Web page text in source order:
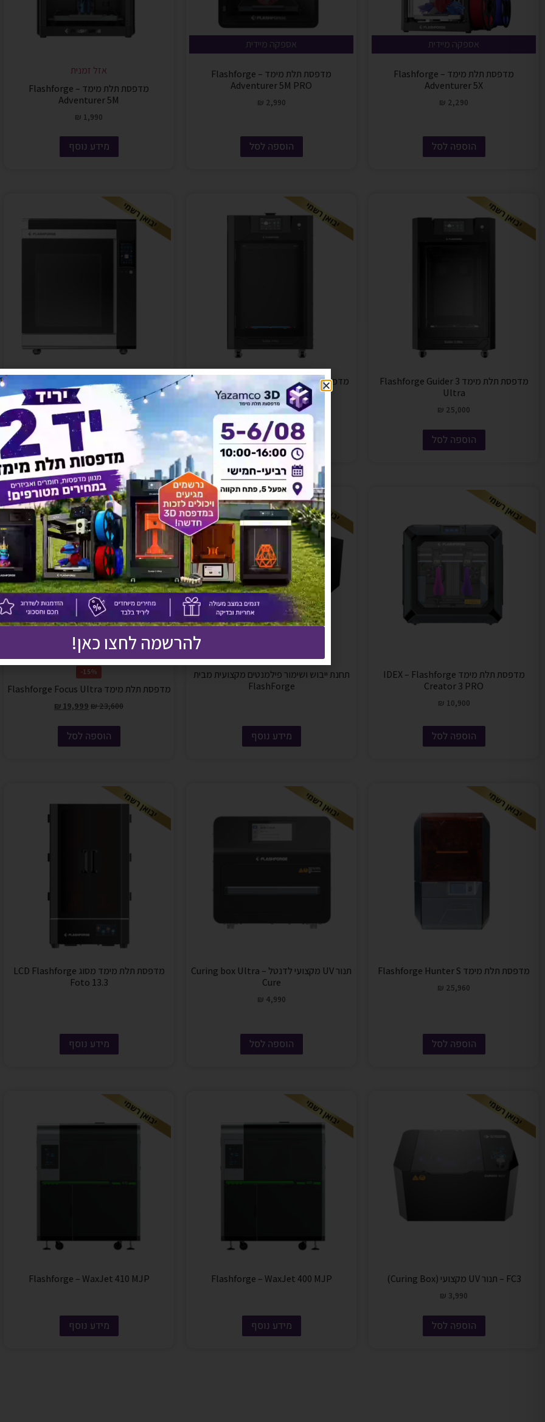
אספקה מיידית
מדפסת תלת מימד – Flashforge
Adventurer 5X
₪ 2,290
הוספה לסל
אספקה מיידית
מדפסת תלת מימד – Flashforge
Adventurer 5M PRO
₪ 2,990
הוספה לסל
אזל זמנית
מדפסת תלת מימד – Flashforge
Adventurer 5M
₪ 1,990
מידע נוסף
מדפסת תלת מימד Flashforge Guider 3
Ultra
₪ 25,000
הוספה לסל
מדפסת תלת מימד – Flashforge Guider 3
Plus
מידע נוסף
מדפסת תלת מימד IDEX – Flashforge
Creator 4S
מידע נוסף
מדפסת תלת מימד IDEX – Flashforge
Creator 3 PRO
₪ 10,900
הוספה לסל
תחנת ייבוש ושימור פילמנטים מקצועית מבית
FlashForge
מידע נוסף
מבצע!
15%-
מדפסת תלת מימד Flashforge Focus Ultra
₪23,600
₪ 19,999
הוספה לסל
מדפסת תלת מימד Flashforge Hunter S
₪ 25,960
הוספה לסל
תנור UV מקצועי לדנטל – Curing box Ultra
Cure
₪ 4,990
הוספה לסל
מדפסת תלת מימד מסוג LCD Flashforge
Foto 13.3
מידע נוסף
FC3 – תנור UV מקצועי (Curing Box)
₪ 3,990
הוספה לסל
Flashforge – WaxJet 400 MJP
מידע נוסף
Flashforge – WaxJet 410 MJP
מידע נוסף
להרשמה לחצו כאן!